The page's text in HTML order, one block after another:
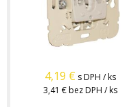
4,19 € s DPH / ks
3,41 €bez DPH / ks